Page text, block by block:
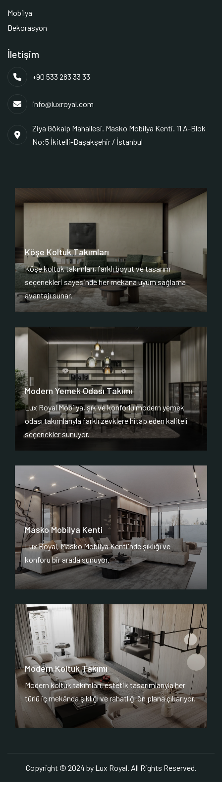
Mobilya
Dekorasyon
İletişim
+90 533 283 33 33
info@luxroyal.com
Ziya Gökalp Mahallesi. Masko Mobilya Kenti. 11 A-Blok
No:5 İkitelli-Başakşehir / İstanbul
Köşe Koltuk Takımları
Köşe koltuk takımları, farklı boyut ve tasarım
seçenekleri sayesinde her mekana uyum sağlama
avantajı sunar.
Modern Yemek Odası Takımı
Lux Royal Mobilya, şık ve konforlu modern yemek
odası takımlarıyla farklı zevklere hitap eden kaliteli
seçenekler sunuyor.
Masko Mobilya Kenti
Lux Royal, Masko Mobilya Kenti'nde şıklığı ve
konforu bir arada sunuyor.
Modern Koltuk Takımı
Modern koltuk takımları, estetik tasarımlarıyla her
türlü iç mekânda şıklığı ve rahatlığı ön plana çıkarıyor.
Copyright © 2024 by Lux Royal. All Rights Reserved.